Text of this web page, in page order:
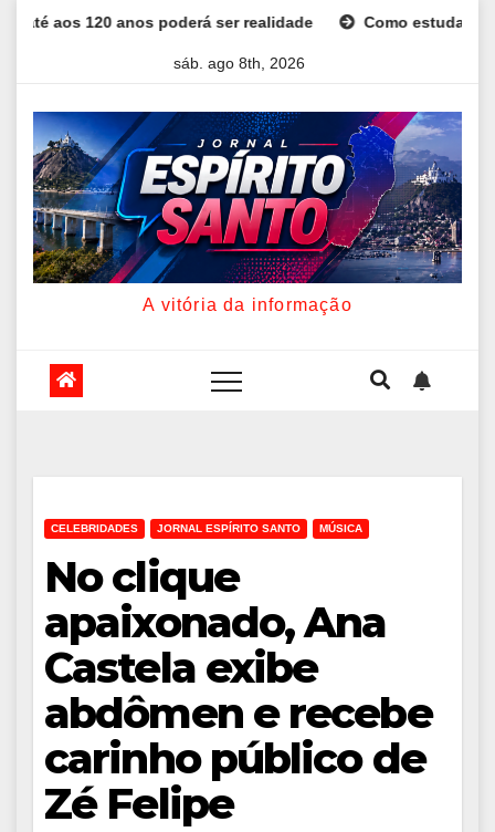
anos poderá ser realidade Como estudar para o Enem:
sáb. ago 8th, 2026
A vitória da informação
CELEBRIDADES JORNAL ESPÍRITO SANTO MÚSICA
No clique
apaixonado, Ana
Castela exibe
abdômen e recebe
carinho público de
Zé Felipe